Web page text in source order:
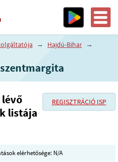
→ Hajdú-Bihar →
REGISZTRÁCIÓ ISP
listája
elérhetősége: N/A